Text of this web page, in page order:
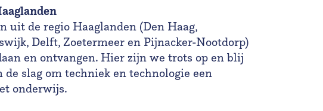
uit de regio Haaglanden (Den Haag,
Delft, Zoetermeer en Pijnacker-Nootdorp)
en ontvangen. Hier zijn we trots op en blij
slag om techniek en technologie een
onderwijs.